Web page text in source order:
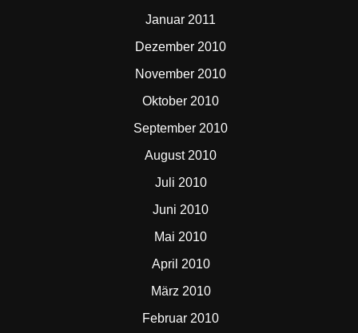
Januar 2011
Dezember 2010
November 2010
Oktober 2010
September 2010
August 2010
Juli 2010
Juni 2010
Mai 2010
April 2010
März 2010
Februar 2010